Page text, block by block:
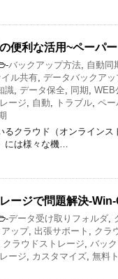
便利な活用~ペーパ
-バックアップ方法, 自動同
イル共有, データバックアッ
識, データ保全, 同期, WEB
ージ, 自動, トラブル, ペー
るクラウド（オンライン
には様々な機…
ージで問題解決-
-データ受け取りフォルダ,
ップ, 出張サポート , クラ
クラウドストレージ, バッ
ージ, カスタマイズ, 無料